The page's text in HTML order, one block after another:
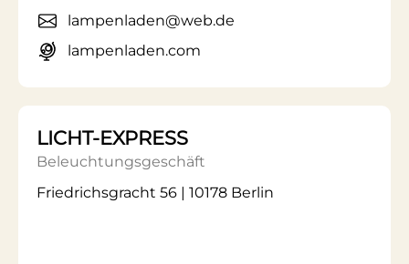
lampenladen@web.de
lampenladen.com
LICHT-EXPRESS
Beleuchtungsgeschäft
Friedrichsgracht 56 | 10178 Berlin